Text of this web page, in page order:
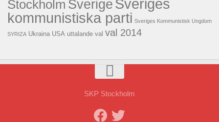
Stockholm SverigeSveriges
kommunistiska parti Sveriges Kommunistisk Ungdom
SYRIZA Ukraina USA uttalande val val 2014
SKP Stockholm